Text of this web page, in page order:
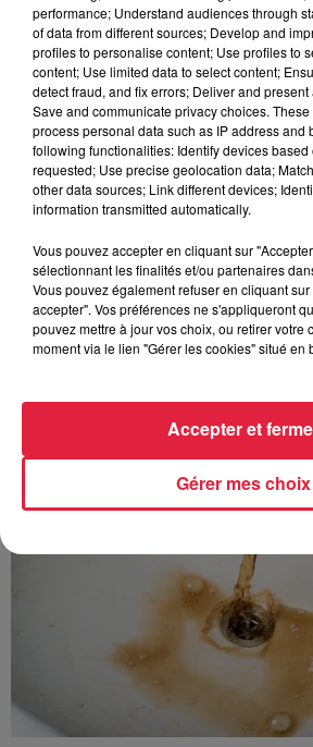
Tags antisémites
Catherine
6 août 2026
Au zoo de
avec les flamants
À découvrir également
performance; Understand audiences through
of data from different sources; Develop and
profiles to personalise content; Use profiles to
content; Use limited data to select content;
detect fraud, and fix errors; Deliver and
Save and communicate privacy choices.
process personal data such as IP address and
following functionalities: Identify devices
requested; Use precise geolocation data;
other data sources; Link different devices;
information transmitted automatically.
Vous pouvez accepter en cliquant sur
sélectionnant les finalités et/ou partenaires
Vous pouvez également refuser en cliquant
accepter". Vos préférences ne s'appliqueront
pouvez mettre à jour vos choix, ou retirer votre
moment via le lien "Gérer les cookies" situé en
Gérer mes choix
Accepter et